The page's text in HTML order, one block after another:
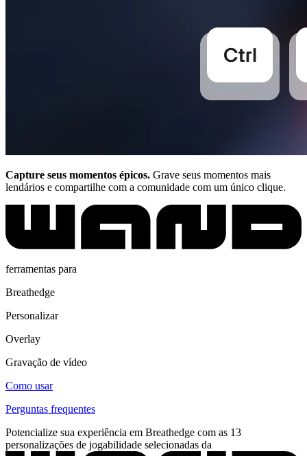
Capture seus momentos épicos. Grave seus momentos mais
lendários e compartilhe com a comunidade com um único clique.
ferramentas para
Breathedge
Personalizar
Overlay
Gravação de vídeo
Como usar
Perguntas frequentes
Potencialize sua experiência em Breathedge com as 13
personalizações de jogabilidade selecionadas da